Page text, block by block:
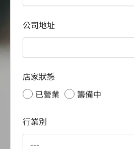
公司地址
店家狀態
已營業
籌備中
行業別